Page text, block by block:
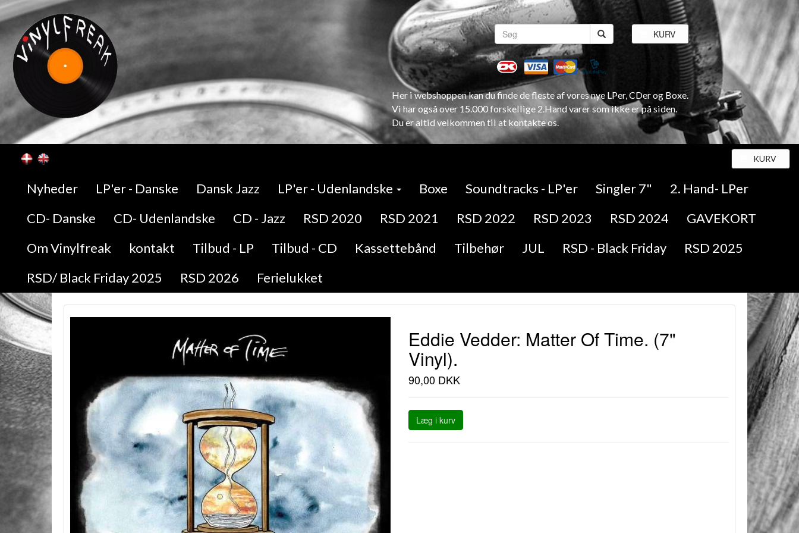
KURV
Her i webshoppen kan du finde de fleste af vores nye LPer, CDer og Boxe.
Vi har også over 15.000 forskellige 2.Hand varer som ikke er på siden.
Du er altid velkommen til at kontakte os.
KURV
Nyheder LP'er - Danske Dansk Jazz LP'er - Udenlandske Boxe Soundtracks - LP'er Singler 7"
2. Hand- LPer
CD- Danske
CD- Udenlandske CD - Jazz RSD 2020 RSD 2021 RSD 2022 RSD 2023 RSD 2024
GAVEKORT
Om Vinylfreak
kontakt Tilbud - LP Tilbud - CD Kassettebånd Tilbehør JUL RSD - Black Friday
RSD 2025
RSD/ Black Friday 2025
RSD 2026 Ferielukket
Eddie Vedder: Matter Of Time. (7"
Vinyl).
90,00 DKK
Læg i kurv